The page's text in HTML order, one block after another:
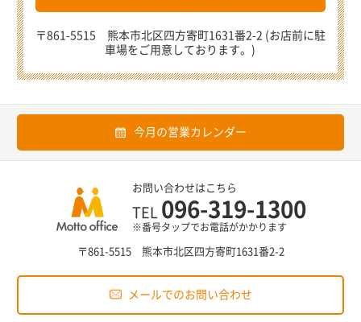
〒861-5515 熊本市北区四方寄町1631番2-2 (お店前に駐
車場をご用意しております。)
今月の営業カレンダー
お問い合わせはこちら
TEL 096-319-1300
※番号タップでお電話がかかります
〒861-5515 熊本市北区四方寄町1631番2-2
メールでのお問い合わせ